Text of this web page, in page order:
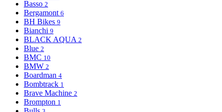
Basso 2
Bergamont 6
BH Bikes 9
Bianchi 9
BLACK AQUA 2
Blue 2
BMC 10
BMW 2
Boardman 4
Bombtrack 1
Brave Machine 2
Brompton 1